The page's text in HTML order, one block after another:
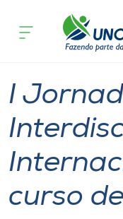
Cursos
Pesquisa
Atendimento ao
Portal de Ensino
acontece
I
curso